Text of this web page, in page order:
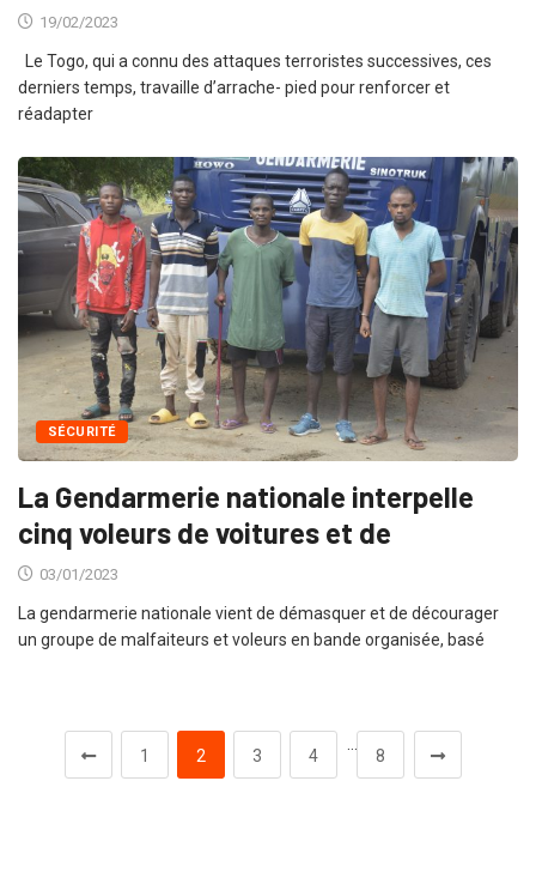
19/02/2023
Le Togo, qui a connu des attaques terroristes successives, ces
derniers temps, travaille d’arrache- pied pour renforcer et
réadapter
SÉCURITÉ
La Gendarmerie nationale interpelle
cinq voleurs de voitures et de
03/01/2023
La gendarmerie nationale vient de démasquer et de décourager
un groupe de malfaiteurs et voleurs en bande organisée, basé
1 2 3 4 8